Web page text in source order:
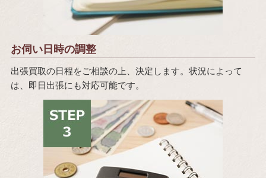
お伺い日時の調整
出張買取の日程をご相談の上、決定します。状況によって
は、即日出張にも対応可能です。